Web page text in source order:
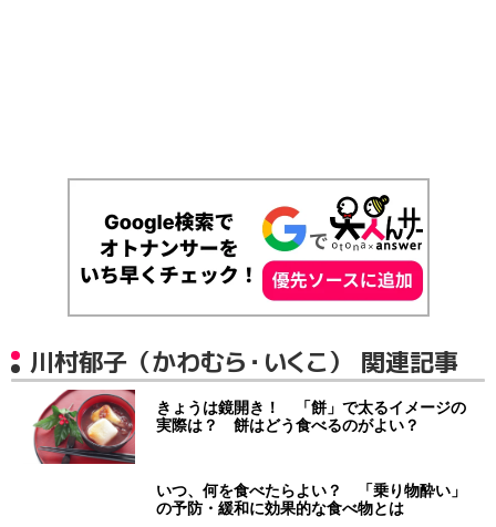
川村郁子（かわむら・いくこ） 関連記事
きょうは鏡開き！ 「餅」で太るイメージの
実際は？ 餅はどう食べるのがよい？
いつ、何を食べたらよい？ 「乗り物酔い」
の予防・緩和に効果的な食べ物とは